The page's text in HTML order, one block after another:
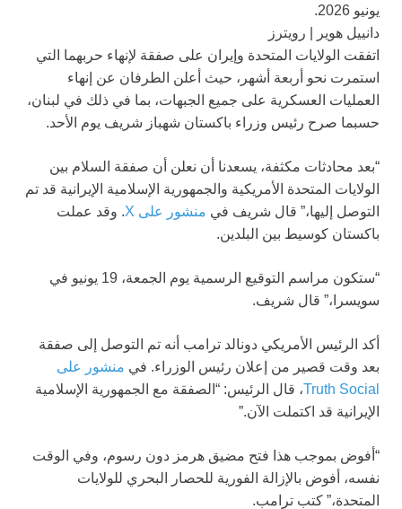
يونيو 2026.
دانييل هوير | رويترز
اتفقت الولايات المتحدة وإيران على صفقة لإنهاء حربهما التي
استمرت نحو أربعة أشهر، حيث أعلن الطرفان عن إنهاء
العمليات العسكرية على جميع الجبهات، بما في ذلك في لبنان،
حسبما صرح رئيس وزراء باكستان شهباز شريف يوم الأحد.
“بعد محادثات مكثفة، يسعدنا أن نعلن أن صفقة السلام بين
الولايات المتحدة الأمريكية والجمهورية الإسلامية الإيرانية قد تم
التوصل إليها،” قال شريف في منشور على X
. وقد عملت
باكستان كوسيط بين البلدين.
“ستكون مراسم التوقيع الرسمية يوم الجمعة، 19 يونيو في
سويسرا،” قال شريف.
أكد الرئيس الأمريكي دونالد ترامب أنه تم التوصل إلى صفقة
بعد وقت قصير من إعلان رئيس الوزراء. في منشور على
Truth Social، قال الرئيس: “الصفقة مع الجمهورية الإسلامية
الإيرانية قد اكتملت الآن.”
“أفوض بموجب هذا فتح مضيق هرمز دون رسوم، وفي الوقت
نفسه، أفوض بالإزالة الفورية للحصار البحري للولايات
المتحدة،” كتب ترامب.